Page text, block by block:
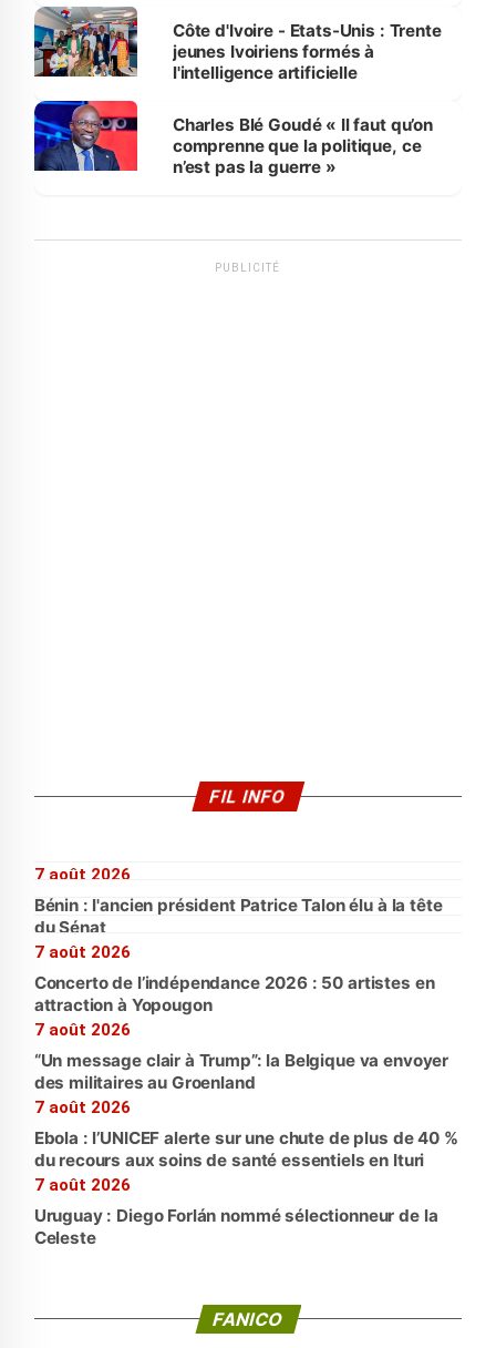
Côte d'Ivoire - Etats-Unis : Trente
jeunes Ivoiriens formés à
l'intelligence artificielle
Charles Blé Goudé « Il faut qu’on
comprenne que la politique, ce
n’est pas la guerre »
PUBLICITÉ
FIL INFO
7 août 2026
Bénin : l'ancien président Patrice Talon élu à la tête
du Sénat
7 août 2026
Concerto de l’indépendance 2026 : 50 artistes en
attraction à Yopougon
7 août 2026
“Un message clair à Trump”: la Belgique va envoyer
des militaires au Groenland
7 août 2026
Ebola : l’UNICEF alerte sur une chute de plus de 40 %
du recours aux soins de santé essentiels en Ituri
7 août 2026
Uruguay : Diego Forlán nommé sélectionneur de la
Celeste
FANICO